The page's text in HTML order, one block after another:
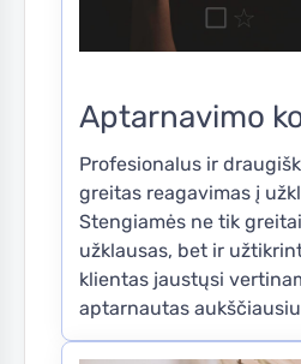
Aptarnavimo
Profesionalus ir
greitas reagavimas į
Stengiamės ne tik
užklausas, bet ir
klientas jaustųsi
aptarnautas